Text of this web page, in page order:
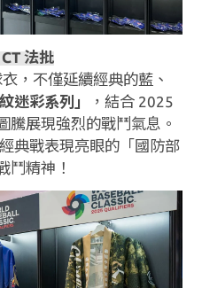
法批
，不僅延續經典的藍、
紋迷彩系列」 ，結合 2025
騰展現強烈的戰鬥氣息。
經典戰表現亮眼的「國防部
鬥精神！